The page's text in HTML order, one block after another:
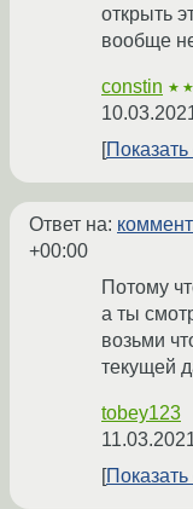
открыть
вообще
constin
Показать
Ответ на:
+00:00
Потому
а ты
возьми
текущей
tobey123
Показать